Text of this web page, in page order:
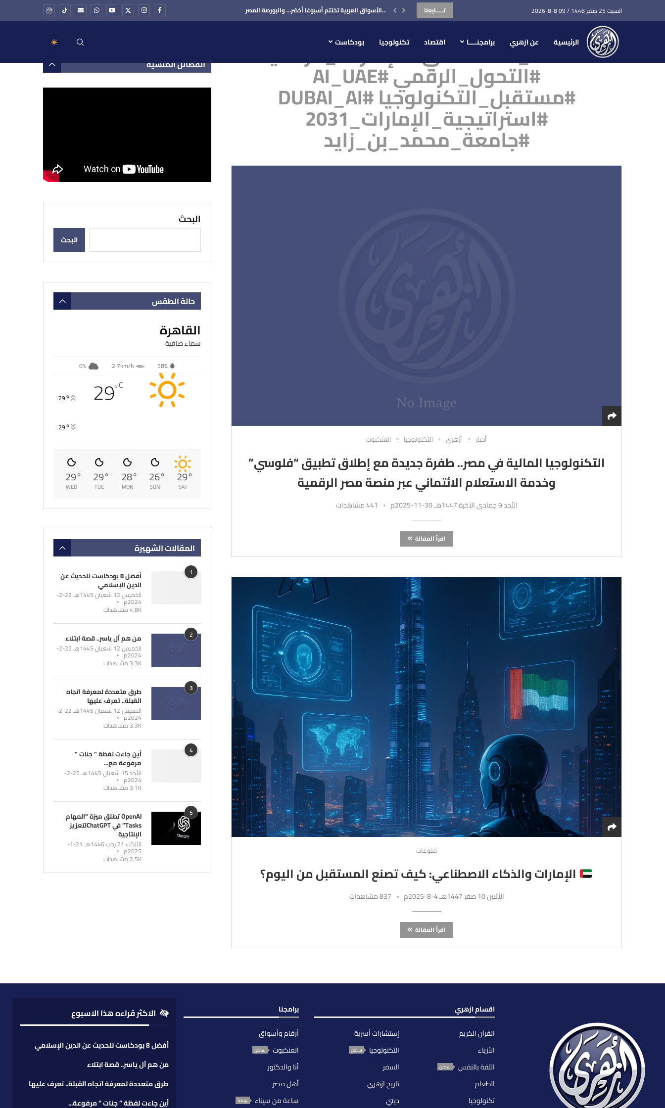
السبت 25 صفر 1448 / 09 8-8-2026 تـــــابعنا الأسواق العربية تختتم أسبوعًا أخضر… والبورصة المصرية في...
الرئيسية عن ازهري برامجنــــا اقتصاد تكنولوجيا بودكاست وسم:
#الذكاء_الاصطناعي #الإمارات_الرقمية
#التحول_الرقمي #AI_UAE
#مستقبل_التكنولوجيا #DUBAI_AI
#استراتيجية_الإمارات_2031
#جامعة_محمد_بن_زايد
أخبار أزهري التكنولوجيا العنكبوت
التكنولوجيا المالية في مصر.. طفرة جديدة مع إطلاق تطبيق “فلوسي”
وخدمة الاستعلام الائتماني عبر منصة مصر الرقمية
الأحد 9 جمادى الآخرة 1447هـ 30-11-2025م 441 مشاهدات
اقرأ المقالة
منوعات
الإمارات والذكاء الاصطناعي: كيف تصنع المستقبل من اليوم؟
الأثنين 10 صفر 1447هـ 4-8-2025م 837 مشاهدات
اقرأ المقالة
الفضائل المنسية
البحث
البحث
حالة الطقس
القاهرة
سماء صافية
58%
2.7km/h
0%
29°C
29°
29°
29°
SAT
26°
SUN
28°
MON
29°
TUE
29°
WED
المقالات الشهيرة
1 أفضل 8 بودكاست للحديث عن
الدين الإسلامي
الخميس 12 شعبان 1445هـ 22-2-
2024م
4.8K مشاهدات
2 من هم آل ياسر.. قصة ابتلاء
الخميس 12 شعبان 1445هـ 22-2-
2024م
3.3K مشاهدات
3 طرق متعددة لمعرفة اتجاه
القبلة.. تعرف عليها
الخميس 12 شعبان 1445هـ 22-2-
2024م
3.3K مشاهدات
4 أين جاءت لفظة ” جنات ”
مرفوعة مع...
الأحد 15 شعبان 1445هـ 25-2-
2024م
3.1K مشاهدات
5 OpenAI تطلق ميزة “المهام
Tasks” في ChatGPTلتعزيز
الإنتاجية
الثلاثاء 21 رجب 1446هـ 21-1-
2025م
2.5K مشاهدات
اقسام ازهري
القرآن الكريم
إستشارات أسرية
الأزياء
التكنولوجيا ساخن
الثقة بالنفس ساخن
السفر
الطعام
تاريخ ازهري
تكنولوجيا
ديني
برامجنا
أرقام وأسواق
العنكبوت
ساخن
أنا والدكتور
أهل مصر
ساعة من سيناء
يومياً
الاكثر قراءه هذا الاسبوع
أفضل 8 بودكاست للحديث عن الدين الإسلامي
من هم آل ياسر.. قصة ابتلاء
طرق متعددة لمعرفة اتجاه القبلة.. تعرف عليها
أين جاءت لفظة ” جنات ” مرفوعة...